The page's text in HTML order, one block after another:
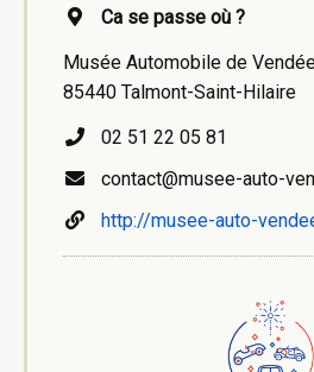
Ca se passe où ?
Musée Automobile de
85440 Talmont-Saint-Hilaire
02 51 22 05 81
contact@musee-auto-
http://musee-auto-